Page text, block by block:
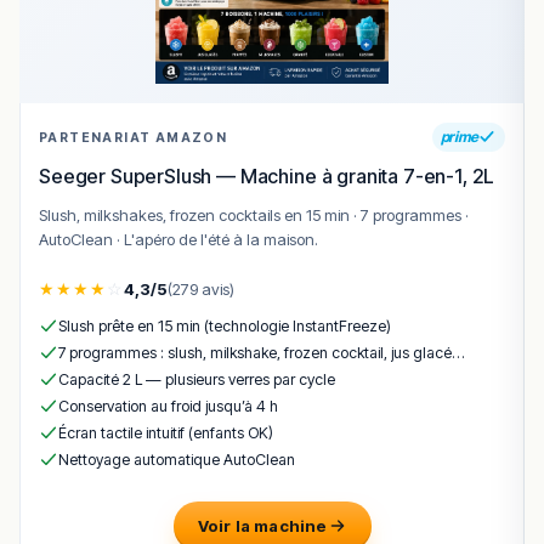
chaque convive, contribue à l’ambiance singulière du
Le Restaurant ZYARA revendique une
cuisine libanaise
traditionnelle, fidèle aux saveurs et aux techniques de la
passionnés de cuisine et de culture libanaise utilisent les
meilleurs ingrédients pour proposer des plats
authentiques, dans l’esprit des grandes tables de
Lesmezzéssont le marqueur identitaire fort de la
maison. Déclinés en versions froides et chaudes, ils
permettent de composer une expérience culinaire
variée et conviviale. Côté mezzés froids
onctueux,mutabbal(purée d’aubergines grillées au
pain croustillant),dolmas(feuilles de vigne farcies au riz)
PARTENARIAT AMAZON prime
Seeger SuperSlush — Machine à granita 7-en-1, 2L
Slush, milkshakes, frozen cocktails en 15 min · 7 programmes ·
AutoClean · L'apéro de l'été à la maison.
★★★★ 4,3/5(279 avis)
Slush prête en 15 min (technologie InstantFreeze)
7 programmes : slush, milkshake, frozen cocktail, jus glacé…
Capacité 2 L — plusieurs verres par cycle
Conservation au froid jusqu’à 4 h
Écran tactile intuitif (enfants OK)
Nettoyage automatique AutoClean
Voir la machine